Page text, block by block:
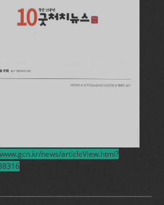
news/articleView.html?